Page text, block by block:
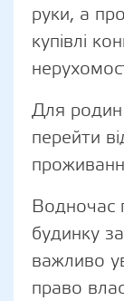
руки, а
купівлі
Для
перейти
Водночас
будинку
важливо
право